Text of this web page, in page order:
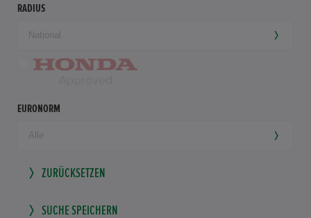
RADIUS
EURONORM
ZURÜCKSETZEN
SUCHE SPEICHERN